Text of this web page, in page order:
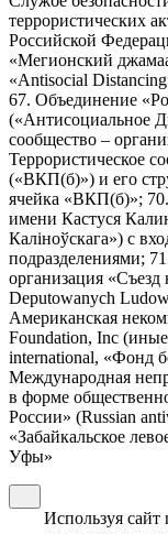
террористических
Российской
«Мегионский
«Antisocial
67. Объединение
(«Антисоциальное
сообщество –
Террористическое
(«ВКП(б)») и его
ячейка «ВКП(б)»;
имени Кастуся
Калiноўскага») с
подразделениями;
организация
Deputowanych
Американская
Foundation, Inc
international, «Фонд
Международная
в форме
России» (Russian
«Забайкальское
Уфы»
Используя сайт